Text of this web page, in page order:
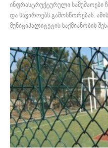
ინფრასტრუქტურული სამუშაოები
და საჭიროებს გამოსწორებას.
მუნიციპალიტეტის საქმიანობის